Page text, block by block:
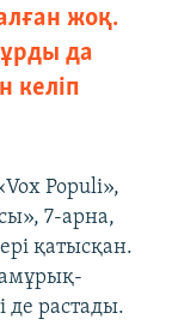
жоқ.
да
келіп
Populi»,
7-арна,
қатысқан.
де растады.